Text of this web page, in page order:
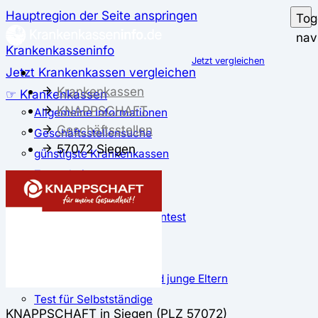
Hauptregion der Seite anspringen
Krankenkasseninfo
Jetzt Krankenkassen vergleichen
☞ Krankenkassen
Allgemeine Informationen
Geschäftsstellensuche
günstigste Krankenkassen
Zusatzbeitrag
✅ Krankenkassen Test
Der große Krankenkassentest
Test für Schwangere und junge Eltern
Test für Selbstständige
Jetzt vergleichen
Krankenkassen
KNAPPSCHAFT
Geschäftsstellen
57072 Siegen
KNAPPSCHAFT in Siegen (PLZ 57072)